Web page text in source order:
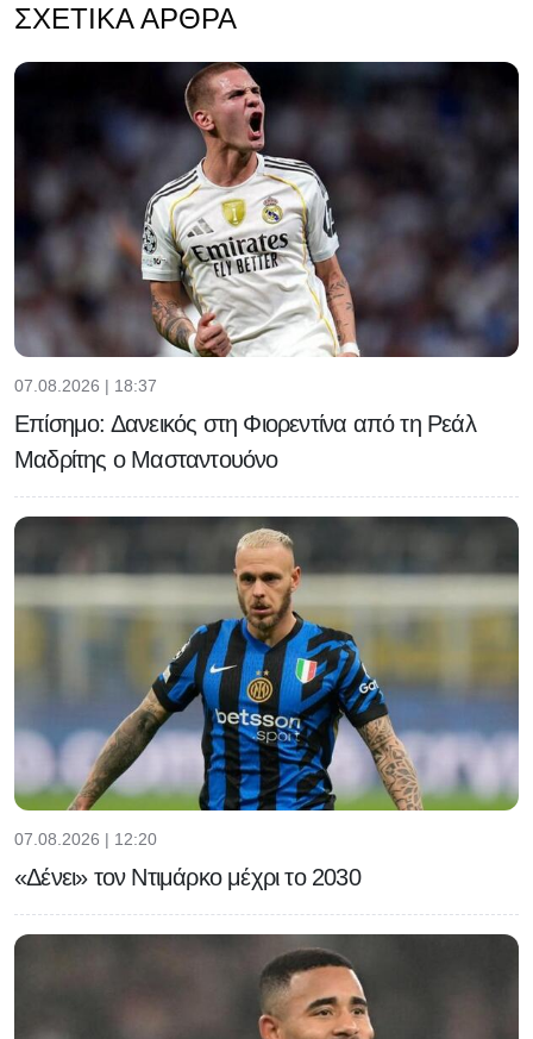
ΣΧΕΤΙΚΆ ΆΡΘΡΑ
07.08.2026 | 18:37
Επίσημο: Δανεικός στη Φιορεντίνα από τη Ρεάλ
Μαδρίτης ο Μασταντουόνο
07.08.2026 | 12:20
«Δένει» τον Ντιμάρκο μέχρι το 2030